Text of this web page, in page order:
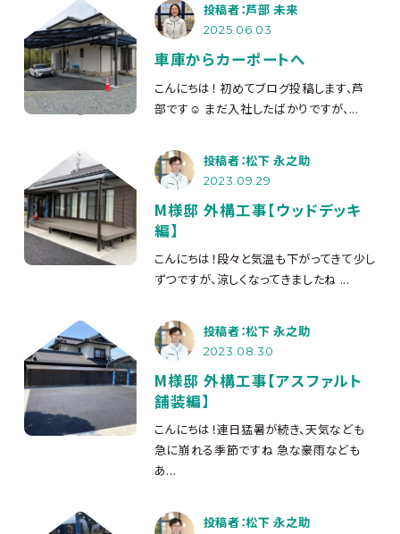
投稿者：芦部 未来
2025.06.03
車庫からカーポートへ
こんにちは！ 初めてブログ投稿します、芦
部です☺ まだ入社したばかりですが、...
投稿者：松下 永之助
2023.09.29
M様邸 外構工事【ウッドデッキ
編】
こんにちは！段々と気温も下がってきて少し
ずつですが、涼しくなってきましたね ...
投稿者：松下 永之助
2023.08.30
M様邸 外構工事【アスファルト
舗装編】
こんにちは！連日猛暑が続き、天気なども
急に崩れる季節ですね 急な豪雨なども
あ...
投稿者：松下 永之助